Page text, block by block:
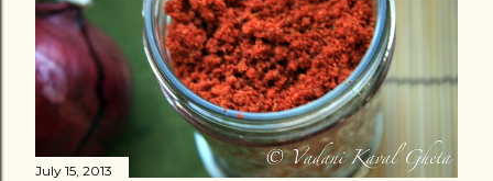
July 15, 2013